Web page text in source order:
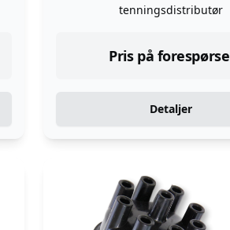
tenningsdistributør
Pris på
Detaljer